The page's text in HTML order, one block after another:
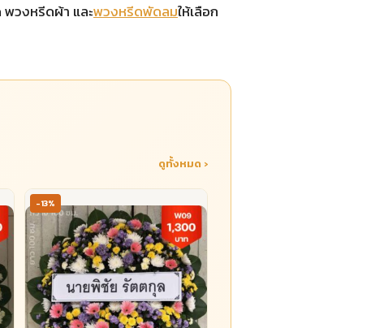
วงหรีดผ้า และพวงหรีดพัดลมให้เลือก
ดูทั้งหมด ›
-13%